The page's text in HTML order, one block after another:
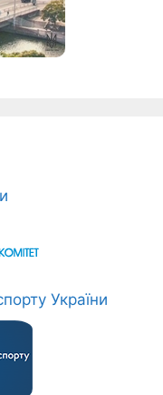
України